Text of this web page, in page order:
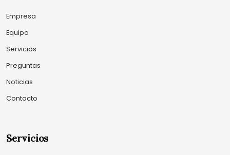
Empresa
Equipo
Servicios
Preguntas
Noticias
Contacto
Servicios